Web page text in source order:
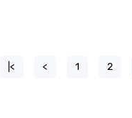
|< < 1 2